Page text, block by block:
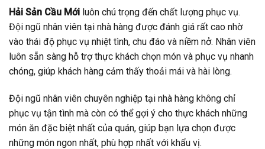
Hải Sản Cầu Mới luôn chú trọng đến chất lượng phục vụ.
Đội ngũ nhân viên tại nhà hàng được đánh giá rất cao nhờ
vào thái độ phục vụ nhiệt tình, chu đáo và niềm nở. Nhân viên
luôn sẵn sàng hỗ trợ thực khách chọn món và phục vụ nhanh
chóng, giúp khách hàng cảm thấy thoải mái và hài lòng.
Đội ngũ nhân viên chuyên nghiệp tại nhà hàng không chỉ
phục vụ tận tình mà còn có thể gợi ý cho thực khách những
món ăn đặc biệt nhất của quán, giúp bạn lựa chọn được
những món ngon nhất, phù hợp nhất với khẩu vị.